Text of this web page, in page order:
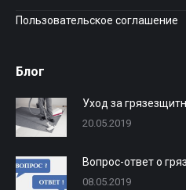
Пользовательское соглашение
Блог
Уход за
20.05.2019
Вопрос-ответ о
08.05.2019